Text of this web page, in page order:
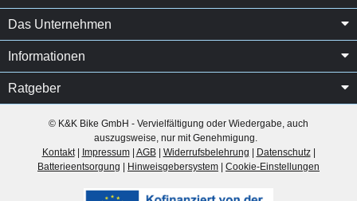
Das Unternehmen
Informationen
Ratgeber
© K&K Bike GmbH - Vervielfältigung oder Wiedergabe, auch
auszugsweise, nur mit Genehmigung.
Kontakt| Impressum| AGB| Widerrufsbelehrung | Datenschutz|
Batterieentsorgung | Hinweisgebersystem | Cookie-Einstellungen